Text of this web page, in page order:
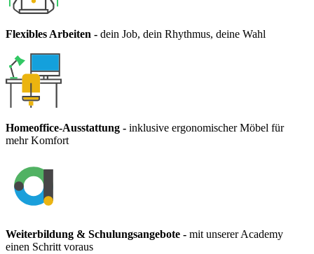
Flexibles Arbeiten - dein Job, dein Rhythmus, deine Wahl
Homeoffice-Ausstattung - inklusive ergonomischer Möbel für
mehr Komfort
Weiterbildung & Schulungsangebote - mit unserer Academy
einen Schritt voraus